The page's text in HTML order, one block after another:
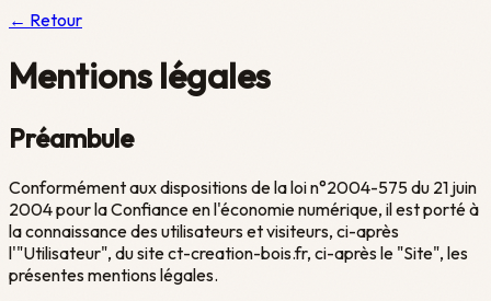
← Retour
Mentions légales
Préambule
Conformément aux dispositions de la loi n°2004-575 du 21 juin
2004 pour la Confiance en l'économie numérique, il est porté à
la connaissance des utilisateurs et visiteurs, ci-après
l'"Utilisateur", du site ct-creation-bois.fr, ci-après le "Site", les
présentes mentions légales.